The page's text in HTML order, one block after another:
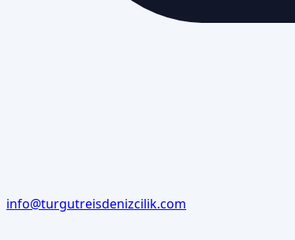
info@turgutreisdenizcilik.com